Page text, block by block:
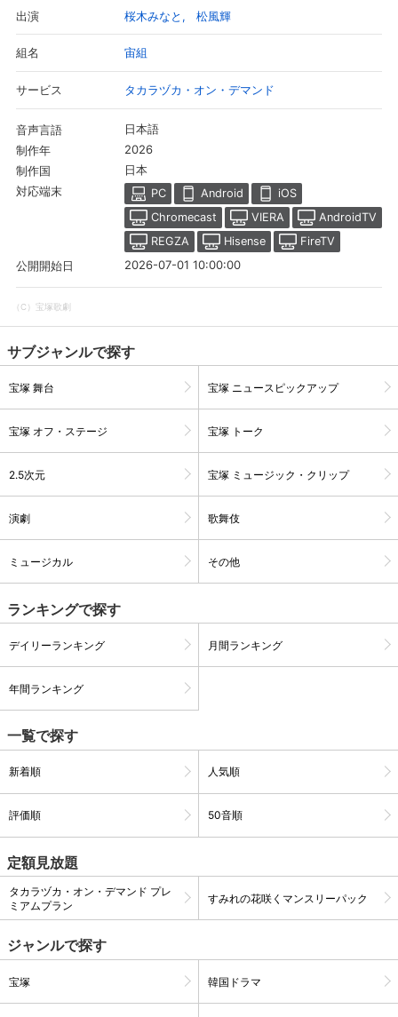
会員設定
基本情報、本人連絡先、パスワード 、クレ
ジットカード情報の変更が可能です。
決済方法変更 決済方法の変更が可能です。
購入明細 ４ヵ月分の購入明細の確認が可能です。
Myクーポン
現在獲得済みのお得なクーポンを確認でき
ます。
購入履歴
確認が可能です。こちらから視聴いただく
と便利です。
お気に入り
す。お気に入りに追加した作品の削除も可
閲覧履歴
視聴年齢制限
能です。5段階の年齢区分から選択できま
視聴デバイス一覧
パスコード設定
メルマガ
出演 桜木みなと 松風輝
組名 宙組
サービス タカラヅカ・オン・デマンド
音声言語 日本語
制作年 2026
制作国 日本
対応端末 PC Android
iOS
Chromecast
VIERA
AndroidTV
REGZA
Hisense
FireTV
公開開始日
2026-07-01 10:00:00
（C）宝塚歌劇
サブジャンルで探す
宝塚 舞台 宝塚 ニュースピックアップ
宝塚 オフ・ステージ 宝塚 トーク
2.5次元 宝塚 ミュージック・クリップ
演劇 歌舞伎
ミュージカル その他
ランキングで探す
デイリーランキング 月間ランキング
年間ランキング
一覧で探す
新着順 人気順
評価順 50音順
定額見放題
タカラヅカ・オン・デマンド プレ
ミアムプラン
すみれの花咲くマンスリーパック
ジャンルで探す
宝塚 韓国ドラマ